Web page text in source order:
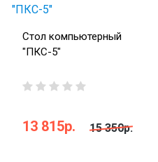
Стол компьютерный
"ПКС-5"
13 815р. 15 350р.